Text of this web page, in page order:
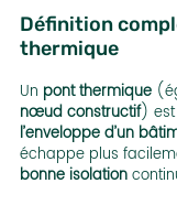
Définition
thermique
Un pont thermique
nœud constructif)
l’enveloppe d’un
échappe plus
bonne isolation